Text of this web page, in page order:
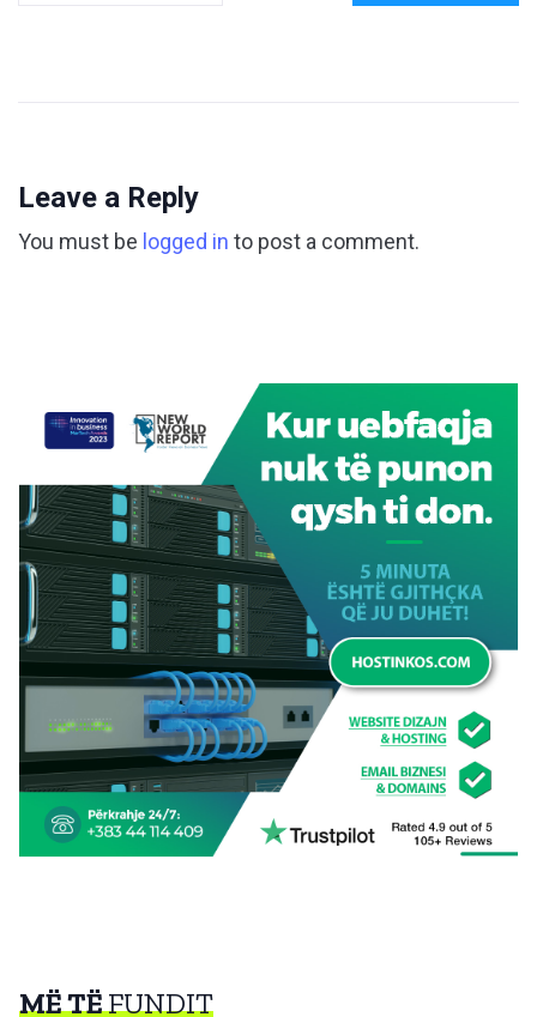
Leave a Reply
You must be logged in to post a comment.
MË TËFUNDIT